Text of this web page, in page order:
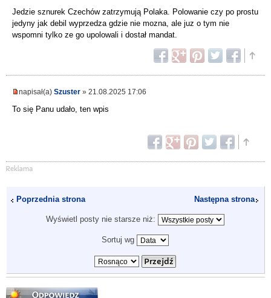
Jedzie sznurek Czechów zatrzymują Polaka. Polowanie czy po prostu
jedyny jak debil wyprzedza gdzie nie mozna, ale juz o tym nie
wspomni tylko ze go upolowali i dostał mandat.
napisał(a) Szuster » 21.08.2025 17:06
To się Panu udało, ten wpis
Poprzednia strona Następna strona
Wyświetl posty nie starsze niż:
Sortuj wg
Odpowiedz